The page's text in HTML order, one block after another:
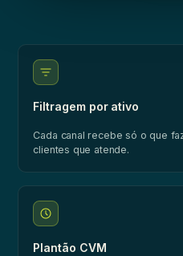
Filtragem por ativo
Cada canal recebe só o que
clientes que atende.
Plantão CVM